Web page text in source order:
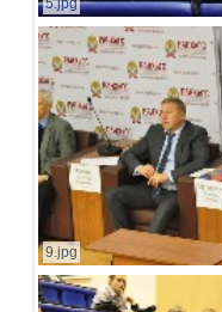
5.jpg
9.jpg